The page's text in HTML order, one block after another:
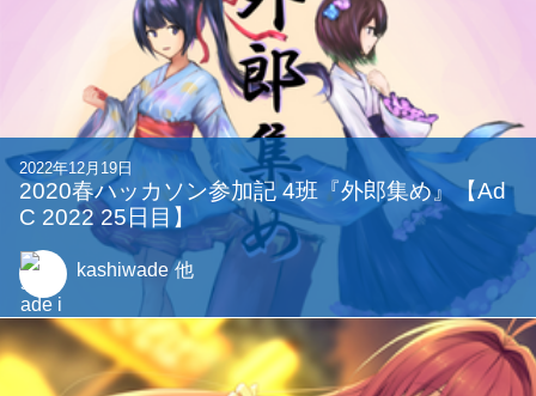
2022年12月19日
2020春ハッカソン参加記 4班『外郎集め』【Ad
C 2022 25日目】
kashiwade 他